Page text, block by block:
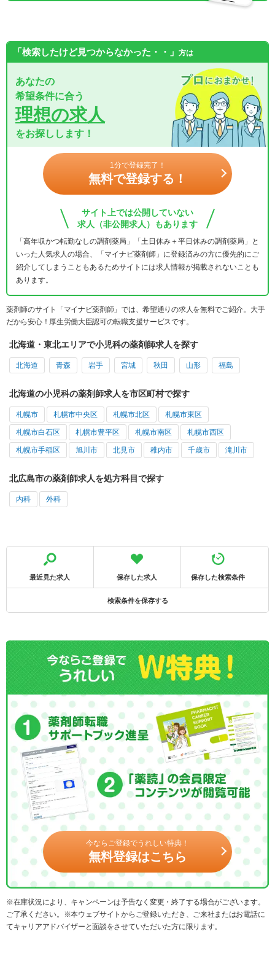
「検索したけど見つからなかった・・」 方は
あなたの
希望条件に合う
理想の求人
をお探しします！
1分で登録完了！
無料で登録する！
サイト上では公開していない
求人（非公開求人）もあります
「高年収かつ転勤なしの調剤薬局」「土日休み＋平日休みの調剤薬局」と
いった人気求人の場合、「マイナビ薬剤師」に登録済みの方に優先的にご
紹介してしまうこともあるためサイトには求人情報が掲載されないことも
あります。
薬剤師のサイト「マイナビ薬剤師」では、希望通りの求人を無料でご紹介。大手
だから安心！厚生労働大臣認可の転職支援サービスです。
北海道・東北エリアで小児科の薬剤師求人を探す
北海道 青森 岩手 宮城 秋田 山形 福島
北海道の小児科の薬剤師求人を市区町村で探す
札幌市 札幌市中央区 札幌市北区 札幌市東区
札幌市白石区 札幌市豊平区 札幌市南区 札幌市西区
札幌市手稲区 旭川市 北見市 稚内市 千歳市 滝川市
北広島市の薬剤師求人を処方科目で探す
内科 外科
最近見た求人 保存した求人 保存した検索条件
検索条件を保存する
今ならご登録でうれしい特典！
無料登録はこちら
※在庫状況により、キャンペーンは予告なく変更・終了する場合がございます。
ご了承ください。※本ウェブサイトからご登録いただき、ご来社またはお電話に
てキャリアアドバイザーと面談をさせていただいた方に限ります。